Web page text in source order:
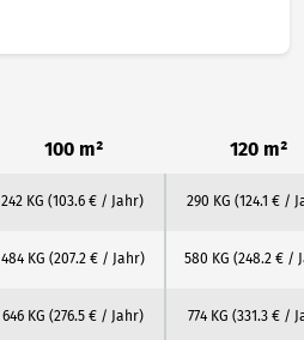
100 m² 120 m²
242 KG (103.6 € / Jahr) 290 KG (124.1 € /
484 KG (207.2 € / Jahr) 580 KG (248.2 € /
646 KG (276.5 € / Jahr) 774 KG (331.3 € /